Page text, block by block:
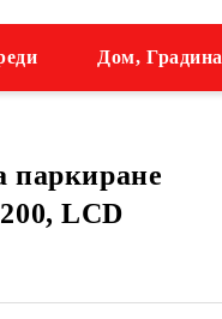
Дом, Градина
паркиране
LCD